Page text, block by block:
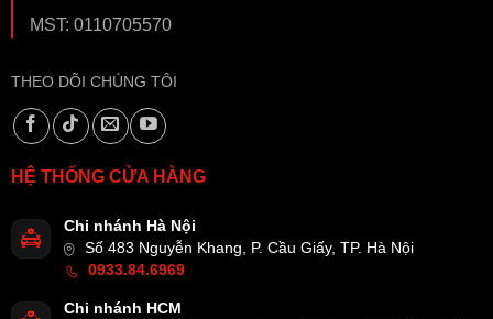
MST: 0110705570
THEO DÕI CHÚNG TÔI
HỆ THỐNG CỬA HÀNG
Chi nhánh Hà Nội
Số 483 Nguyễn Khang, P. Cầu Giấy, TP. Hà Nội
0933.84.6969
Chi nhánh HCM